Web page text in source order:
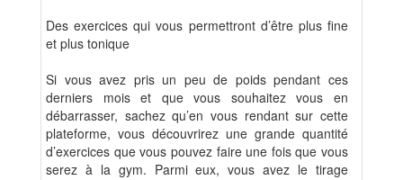
Des exercices qui vous permettront d’être plus fine
et plus tonique
Si vous avez pris un peu de poids pendant ces
derniers mois et que vous souhaitez vous en
débarrasser, sachez qu’en vous rendant sur cette
plateforme, vous découvrirez une grande quantité
d’exercices que vous pouvez faire une fois que vous
serez à la gym. Parmi eux, vous avez le tirage